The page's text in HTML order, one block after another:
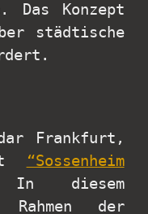
Das Konzept
städtische
Frankfurt,
“Sossenheim
diesem
der